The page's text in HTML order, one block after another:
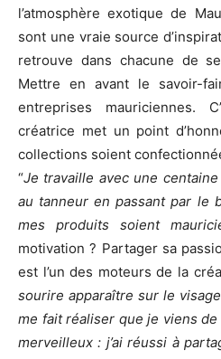
l’atmosphère exotique de
sont une vraie source
retrouve dans chacune de
Mettre en avant le savoir-
entreprises mauriciennes.
créatrice met un point
collections soient
“Je travaille avec une
au tanneur en passant par le
mes produits soient
motivation ? Partager sa
est l’un des moteurs de la
sourire apparaître sur le
me fait réaliser que je viens
merveilleux : j’ai réussi à